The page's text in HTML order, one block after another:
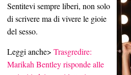
Sentitevi sempre liberi, non solo
di scrivere ma di vivere le gioie
del sesso.
Leggi anche> Trasgredire:
Marikah Bentley risponde alle